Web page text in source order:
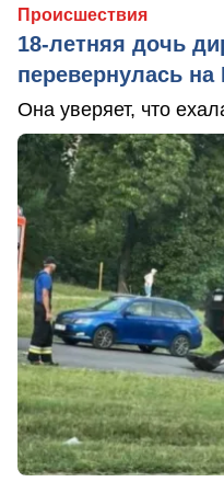
Происшествия
18-летняя дочь
перевернулась на
Она уверяет, что